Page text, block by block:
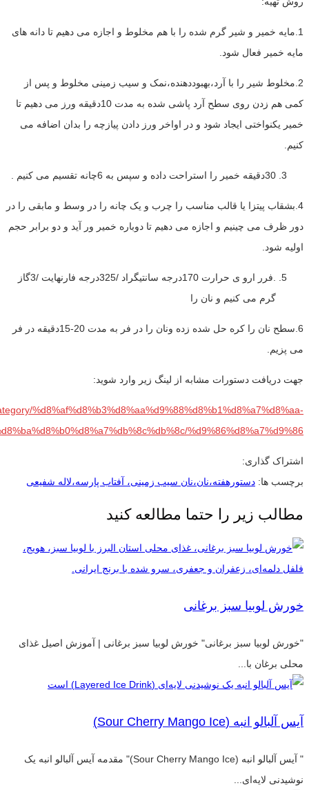
1.مایه خمیر و شیر گرم شده را با هم مخلوط و اجازه می دهیم تا دانه های
مایه خمیر فعال شود.
2.مخلوط شیر را با آرد،بهبوددهنده،نمک و سیب زمینی مخلوط و پس از
کمی هم زدن روی سطح آرد پاشی شده به مدت 10دقیقه ورز می دهیم تا
خمیر یکنواختی ایجاد شود و در اواخر ورز دادن پیازچه را بدان اضافه می
کنیم.
30دقیقه خمیر را استراحت داده و سپس به 6چانه تقسیم می کنیم .
4.بشقاب پیتزا یا قالب مناسب را چرب و یک چانه را در وسط و مابقی را در
دور ظرف می چینیم و اجازه می دهیم تا دوباره خمیر ور آید و دو برابر حجم
اولیه شود.
.فرر ارو ی حرارت 170درجه سانتیگراد /325درجه فارنهایت /3گاز
گرم می کنیم و نان را
6.سطح نان را کره حل شده زده ونان را در فر به مدت 20-15دقیقه در فر
می پزیم.
جهت دریافت دستورات مشابه از لینگ زیر وارد شوید:
%d8%af%d8%b3%d8%aa%d9%88%d8%b1%d8%a7%d8%aa-
%d9%86%d8%a7%d9%86/
اشتراک گذاری:
برچسب ها: دستورهفته،نان،نان سیب زمینی، آفتاب پارسه،لاله شفیعی
مطالب زیر را حتما مطالعه کنید
خورش لوبیا سبز برغانی
"خورش لوبیا سبز برغانی" خورش لوبیا سبز برغانی | آموزش اصیل غذای
محلی برغان با...
آیس آلبالو انبه (Sour Cherry Mango Ice)
" آیس آلبالو انبه (Sour Cherry Mango Ice)" مقدمه آیس آلبالو انبه یک
نوشیدنی لایه‌ای...